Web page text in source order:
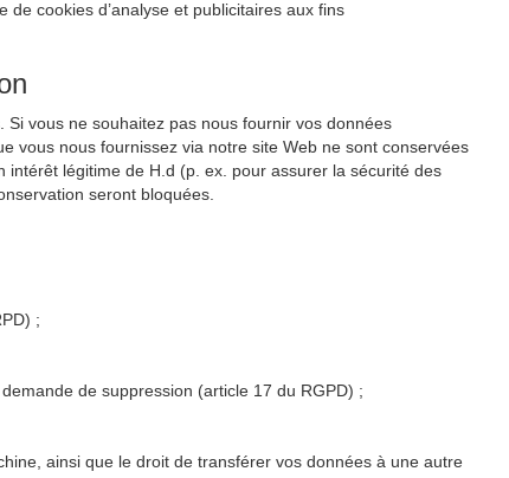
cookies d’analyse et publicitaires aux fins
vous ne souhaitez pas nous fournir vos données
vous nous fournissez via notre site Web ne sont conservées
légitime de H.d (p. ex. pour assurer la sécurité des
seront bloquées.
;
de suppression (article 17 du RGPD) ;
ainsi que le droit de transférer vos données à une autre